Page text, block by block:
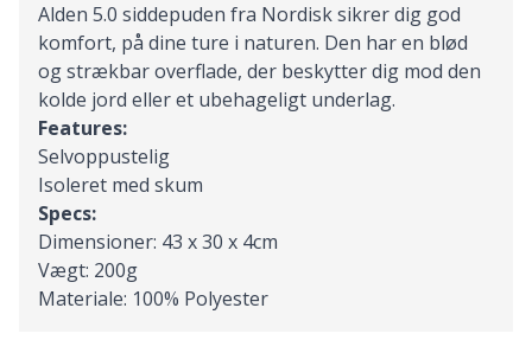
Alden 5.0 siddepuden fra Nordisk sikrer dig god
komfort, på dine ture i naturen. Den har en blød
og strækbar overflade, der beskytter dig mod den
kolde jord eller et ubehageligt underlag.
Features:
Selvoppustelig
Isoleret med skum
Specs:
Dimensioner: 43 x 30 x 4cm
Vægt: 200g
Materiale: 100% Polyester